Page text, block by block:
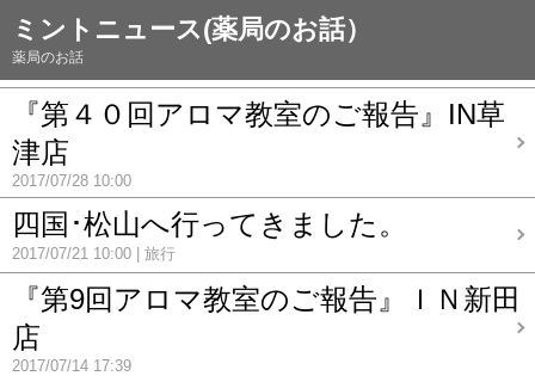
ミントニュース(薬局のお話）
薬局のお話
『第４０回アロマ教室のご報告』IN草
津店
2017/07/28 10:00
四国･松山へ行ってきました。
2017/07/21 10:00 旅行
『第9回アロマ教室のご報告』ＩＮ新田
店
2017/07/14 17:39